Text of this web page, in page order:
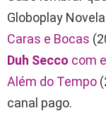
Globoplay
Caras e Bocas
Duh Secco com
Além do Tempo
canal pago.